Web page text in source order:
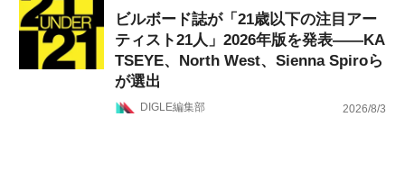
ビルボード誌が「21歳以下の注目アー
ティスト21人」2026年版を発表——KA
TSEYE、North West、Sienna Spiroら
が選出
DIGLE編集部 2026/8/3